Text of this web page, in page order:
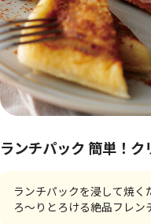
ランチパック 簡単！
ランチパックを浸して焼く
ろ～りとろける絶品フレ